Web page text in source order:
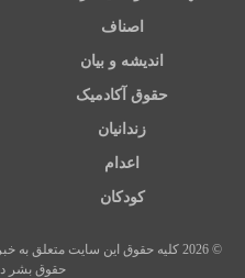
اصناف
اندیشه و بیان
حقوق آکادمیک
زندانیان
اعدام
کودکان
© 2026 کلیه حقوق این سایت متعلق
حقوق بشر